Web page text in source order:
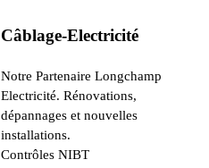
Câblage-Electricité
Notre Partenaire Longchamp
Electricité. Rénovations,
dépannages et nouvelles
installations.
Contrôles NIBT